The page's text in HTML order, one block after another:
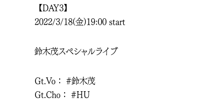
【DAY3】
2022/3/18(金)19:00 start
鈴木茂スペシャルライブ
Gt.Vo： #鈴木茂
Gt.Cho： #HU